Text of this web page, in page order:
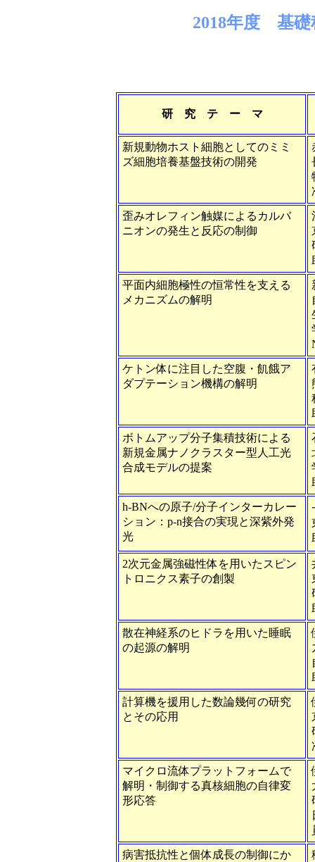
2018年度 基
研 究 テ ー マ
新規動物ホスト細胞としてのミミ
ズ細胞培養基盤技術の開発
歪みオレフィン触媒によるカルバ
ニオンの発生と反応の制御
平面内細胞極性の恒常性を支える
メカニズムの解明
ケトン体に注目した空腹・飢餓ア
ダプテーション機構の解明
ボトムアップ分子集積技術による
新規金属ナノクラスター型人工光
合成モデルの提案
h-BNへの原子/分子インターカレー
ション：p-n接合の実現と深紫外発
光
2次元金属強磁性体を用いたスピン
トロニクス素子の創製
散在神経系のヒドラを用いた睡眠
の起源の解明
計算機を援用した数論幾何の研究
とその応用
マイクロ流体プラットフォームで
解明・制御する真核細胞の自律変
形応答
病害抵抗性と個体成長の制御にか